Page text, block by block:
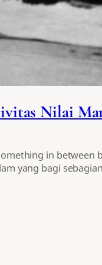
Nilai
in between
yang bagi